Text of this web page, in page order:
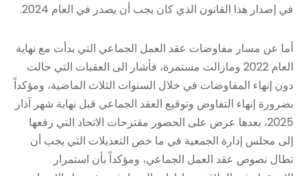
في إصدار هذا القانون الذي كان يجب أن يصدر في العام 2024.
أما عن مسار مفاوضات عقد العمل الجماعي التي بدأت مع نهاية
العام 2022 ومازالت مستمرة، فأشار الى العقبات التي حالت
دون إنهاء المفاوضات في خلال السنوات الثلاث الماضية، ومؤكداً
بضرورة إنهاء التفاوض وتوقيع العقد الجماعي قبل نهاية شهر آذار
2025، بعدها عرض على الحضور مقترحات الاتحاد التي رفعها
إلى مجلس إدارة الجمعية في ما خص التعديلات التي يجب أن
تطال نصوص عقد العمل الجماعي، ومؤكداً بأن استمرار